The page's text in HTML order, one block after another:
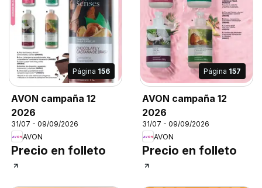
Página 156
AVON campaña 12
2026
31/07 - 09/09/2026
AVON
Precio en folleto
Página 157
AVON campaña 12
2026
31/07 - 09/09/2026
AVON
Precio en folleto